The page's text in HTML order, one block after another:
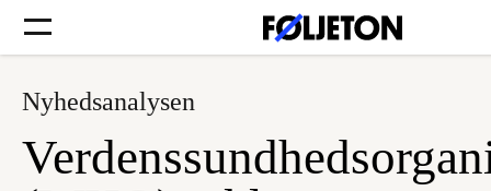
Forsider
Føljetoner
Nyhedsanalysen